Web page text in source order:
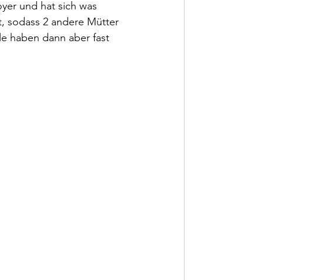
und hat sich was
sodass 2 andere Mütter
haben dann aber fast